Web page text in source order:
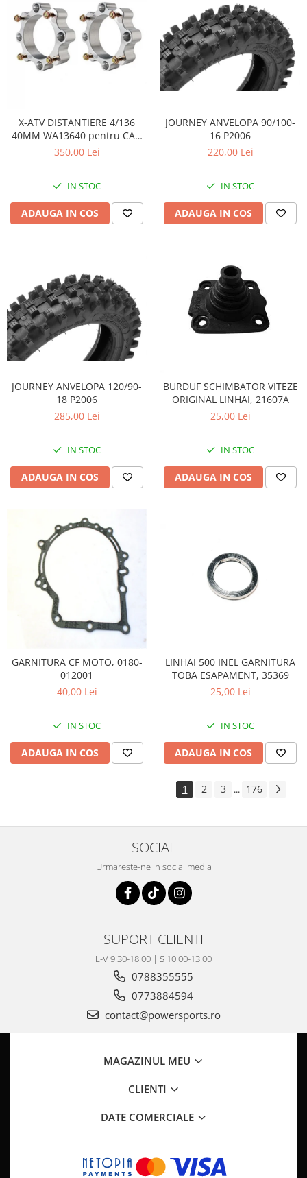
X-ATV DISTANTIERE 4/136
40MM WA13640 pentru CAN
AM
350,00 Lei
IN STOC
ADAUGA IN COS
JOURNEY ANVELOPA 90/100-
16 P2006
220,00 Lei
IN STOC
ADAUGA IN COS
JOURNEY ANVELOPA 120/90-
18 P2006
285,00 Lei
IN STOC
ADAUGA IN COS
BURDUF SCHIMBATOR VITEZE
ORIGINAL LINHAI, 21607A
25,00 Lei
IN STOC
ADAUGA IN COS
GARNITURA CF MOTO, 0180-
012001
40,00 Lei
IN STOC
ADAUGA IN COS
LINHAI 500 INEL GARNITURA
TOBA ESAPAMENT, 35369
25,00 Lei
IN STOC
ADAUGA IN COS
1 2 3 ... 176
SOCIAL
Urmareste-ne in social media
SUPORT CLIENTI
L-V 9:30-18:00 | S 10:00-13:00
0788355555
0773884594
contact@powersports.ro
MAGAZINUL MEU
CLIENTI
DATE COMERCIALE